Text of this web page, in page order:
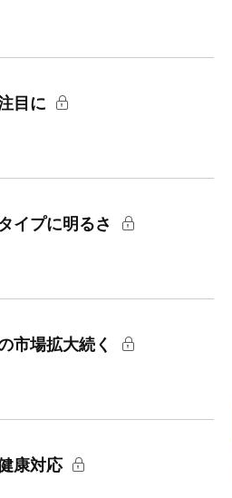
目に
イプに明るさ
市場拡大続く
康対応